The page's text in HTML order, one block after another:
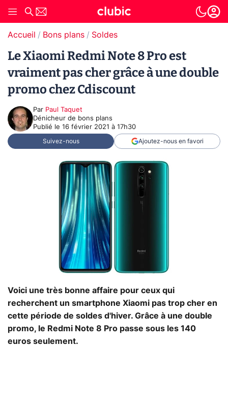
Accueil Bons plans Soldes
Le Xiaomi Redmi Note 8 Pro est
vraiment pas cher grâce à une double
promo chez Cdiscount
Par Paul Taquet
Dénicheur de bons plans
Publié le 16 février 2021 à 17h30
Suivez-nous Ajoutez-nous en favori
Voici une très bonne affaire pour ceux qui
recherchent un smartphone Xiaomi pas trop cher en
cette période de soldes d'hiver. Grâce à une double
promo, le Redmi Note 8 Pro passe sous les 140
euros seulement.